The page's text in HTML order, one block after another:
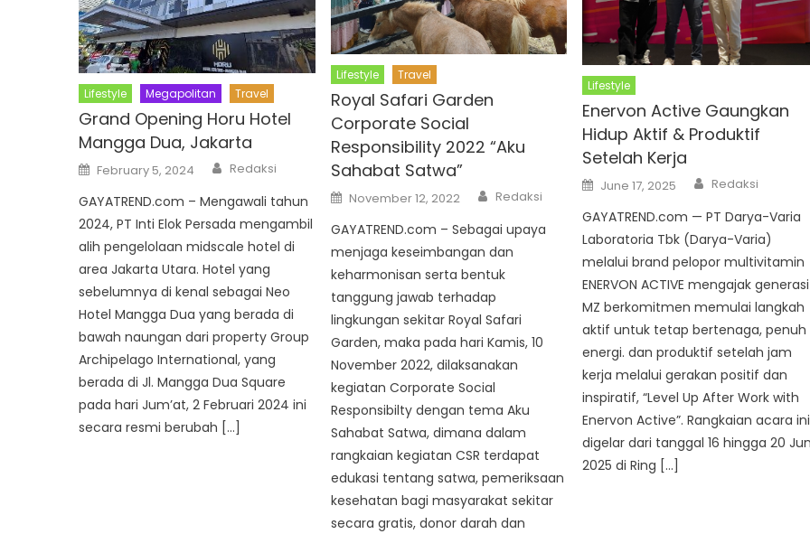
Lifestyle Megapolitan Travel
Grand Opening Horu Hotel
Mangga Dua, Jakarta
Posted
on
February 5, 2024 Author
Redaksi
GAYATREND.com – Mengawali tahun
2024, PT Inti Elok Persada mengambil
alih pengelolaan midscale hotel di
area Jakarta Utara. Hotel yang
sebelumnya di kenal sebagai Neo
Hotel Mangga Dua yang berada di
bawah naungan dari property Group
Archipelago International, yang
berada di Jl. Mangga Dua Square
pada hari Jum’at, 2 Februari 2024 ini
secara resmi berubah […]
Lifestyle Travel
Royal Safari Garden
Corporate Social
Responsibility 2022 “Aku
Sahabat Satwa”
Posted
on
November 12, 2022 Author
Redaksi
GAYATREND.com – Sebagai upaya
menjaga keseimbangan dan
keharmonisan serta bentuk
tanggung jawab terhadap
lingkungan sekitar Royal Safari
Garden, maka pada hari Kamis, 10
November 2022, dilaksanakan
kegiatan Corporate Social
Responsibilty dengan tema Aku
Sahabat Satwa, dimana dalam
rangkaian kegiatan CSR terdapat
edukasi tentang satwa, pemeriksaan
kesehatan bagi masyarakat sekitar
secara gratis, donor darah dan
Lifestyle
Enervon Active Gaungkan
Hidup Aktif & Produktif
Setelah Kerja
Posted
on
June 17, 2025 Author
Redaksi
GAYATREND.com — PT Darya-Varia
Laboratoria Tbk (Darya-Varia)
melalui brand pelopor multivitamin
ENERVON ACTIVE mengajak generasi
MZ berkomitmen memulai langkah
aktif untuk tetap bertenaga, penuh
energi. dan produktif setelah jam
kerja melalui gerakan positif dan
inspiratif, “Level Up After Work with
Enervon Active”. Rangkaian acara ini
digelar dari tanggal 16 hingga 20
2025 di Ring […]